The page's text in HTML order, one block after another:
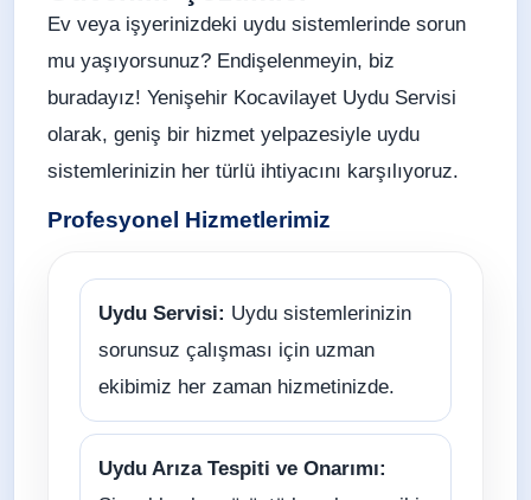
Ev veya işyerinizdeki uydu sistemlerinde sorun
mu yaşıyorsunuz? Endişelenmeyin, biz
buradayız! Yenişehir Kocavilayet Uydu Servisi
olarak, geniş bir hizmet yelpazesiyle uydu
sistemlerinizin her türlü ihtiyacını karşılıyoruz.
Profesyonel Hizmetlerimiz
Uydu Servisi: Uydu sistemlerinizin
sorunsuz çalışması için uzman
ekibimiz her zaman hizmetinizde.
Uydu Arıza Tespiti ve Onarımı: